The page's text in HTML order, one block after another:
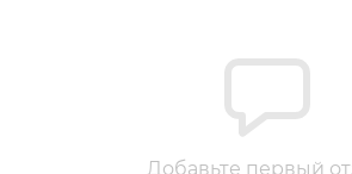
Добавьте первый